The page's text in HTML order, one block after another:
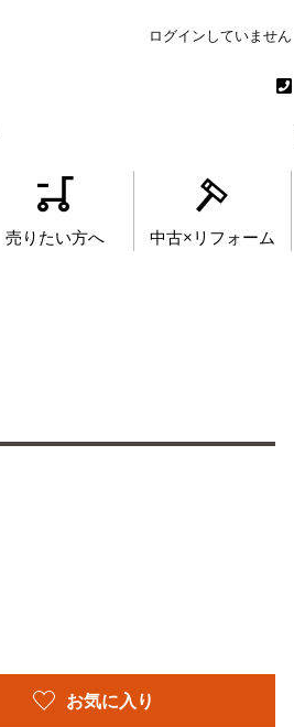
ログインしていません
売りたい方へ 中古×リフォーム
お気に入り